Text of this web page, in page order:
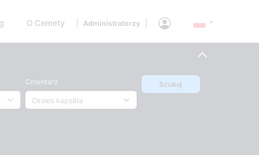
O Cemety Administratorzy
Cmentarz Szukaj